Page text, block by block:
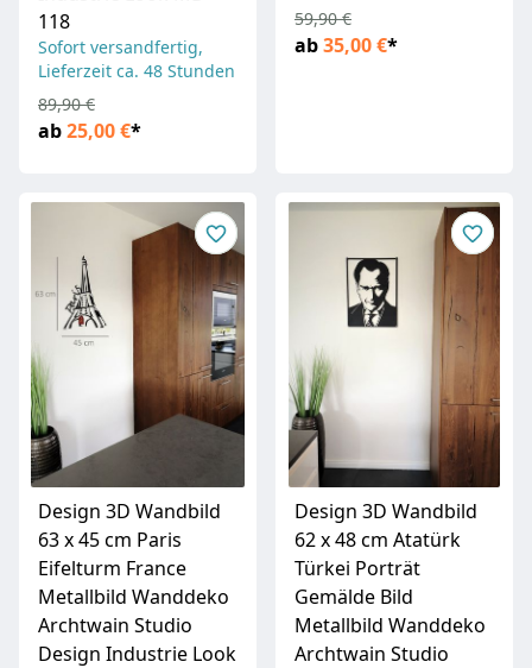
118
Sofort versandfertig,
Lieferzeit ca. 48 Stunden
ab25,00 €*
89,90 €
ab35,00 €*
59,90 €
Design 3D Wandbild
63 x 45 cm Paris
Eifelturm France
Metallbild Wanddeko
Archtwain Studio
Design Industrie Look
Design 3D Wandbild
62 x 48 cm Atatürk
Türkei Porträt
Gemälde Bild
Metallbild Wanddeko
Archtwain Studio